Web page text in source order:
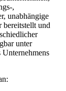
,
unabhängige
bereitstellt und
unter